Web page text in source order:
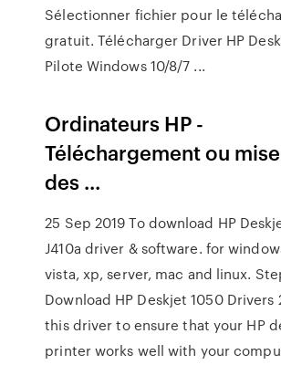
Sélectionner fichier pour le
gratuit. Télécharger Driver HP
Pilote Windows 10/8/7 ...
Ordinateurs HP -
Téléchargement ou
des ...
25 Sep 2019 To download HP
J410a driver & software. for
vista, xp, server, mac and linux.
Download HP Deskjet 1050 Drivers
this driver to ensure that your HP
printer works well with your